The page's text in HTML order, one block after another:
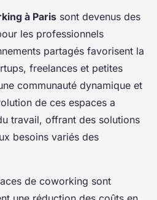
à Paris sont devenus des
les professionnels
partagés favorisent la
freelances et petites
communauté dynamique et
de ces espaces a
travail, offrant des solutions
besoins variés des
de coworking sont